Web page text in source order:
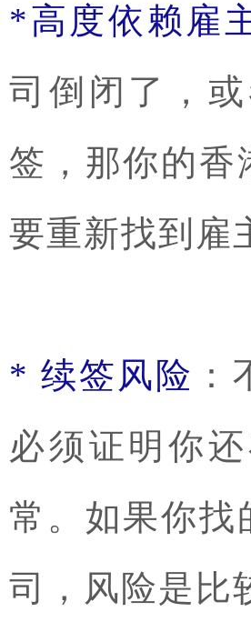
*高度依赖雇
司倒闭了，
签，那你的香
要重新找到雇
* 续签风险
必须证明你
常。如果你找
司，风险是比